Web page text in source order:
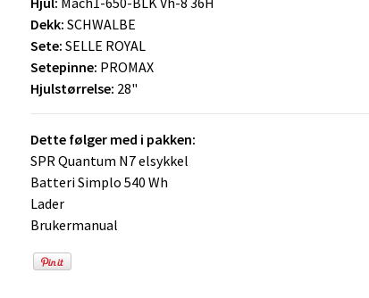
Dekk: SCHWALBE
Sete: SELLE ROYAL
Setepinne: PROMAX
Hjulstørrelse: 28"
Dette følger med i pakken:
SPR Quantum N7 elsykkel
Batteri Simplo 540 Wh
Lader
Brukermanual